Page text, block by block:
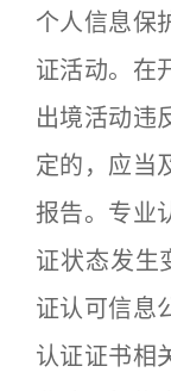
个人信息保
证活动。在
出境活动违
定的，应当
报告。专业
证状态发生
证认可信息
认证证书相